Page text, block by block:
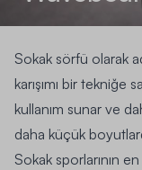
Sokak sörfü olarak
karışımı bir
kullanım sunar ve
daha küçük
Sokak sporlarının